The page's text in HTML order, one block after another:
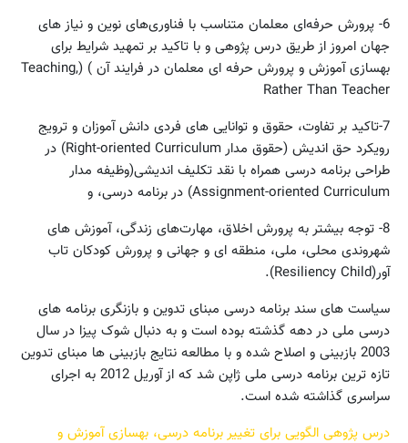
6- پرورش‌ حرفه‌ای‌ معلمان‌ متناسب‌ با فناوری‌های‌ نوین‌‌ و نیاز های
جهان امروز از طریق درس پژوهی و با تاکید بر تمهید شرایط برای
بهسازی آموزش و پرورش حرفه ای معلمان در فرایند آن ) (Teaching,
Rather Than Teacher
7-تاکید بر تفاوت، حقوق و توانایی های فردی دانش آموزان و ترویج
رویکرد حق اندیش (حقوق مدار Right-oriented Curriculum) در
طراحی برنامه درسی همراه با نقد تکلیف اندیشی(وظیفه مدار
Assignment-oriented Curriculum) در برنامه درسی، و
8- توجه‌ بیش‏تر به‌ پرورش‌ اخلاق‌، مهارت‌های‌ زندگی‌، آموزش های
شهروندی محلی، ملی، منطقه ای و جهانی و پرورش کودکان تاب
آور(Resiliency Child).
سیاست های سند برنامه درسی مبنای‌ تدوین و بازنگری برنامه های
درسی‌ ملی در دهه گذشته بوده است و به دنبال شوک پیزا در سال
2003 بازبینی و اصلاح شده و با مطالعه نتایج بازبینی ها مبنای تدوین
تازه ترین برنامه درسی ملی ژاپن شد که از آوریل 2012 به اجرای
سراسری گذاشته شده است.
درس پژوهی الگویی برای تغییر برنامه درسی، بهسازی آموزش و